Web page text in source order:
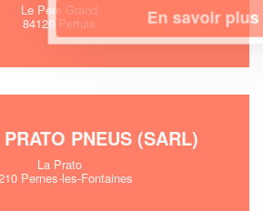
Le Pere Grand
84120 Pertuis
PNEUS (SARL)
La Prato
Pernes-les-Fontaines
En savoir plus